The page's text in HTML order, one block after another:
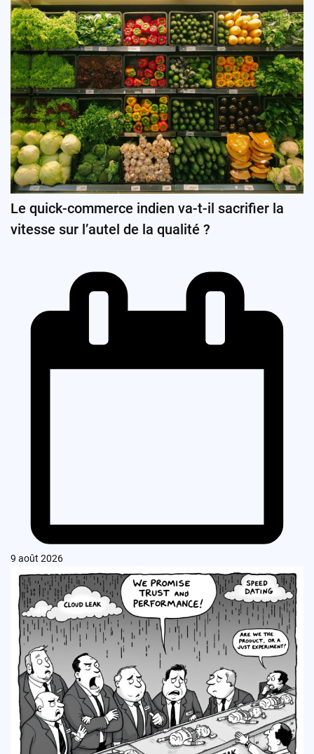
Le quick-commerce indien va-t-il sacrifier la
vitesse sur l’autel de la qualité ?
9 août 2026